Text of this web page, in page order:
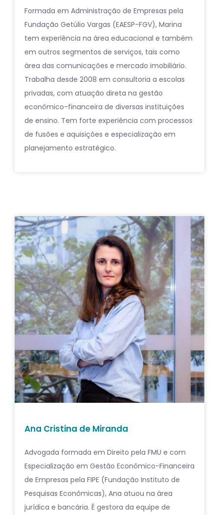
Formada em Administração de Empresas pela
Fundação Getúlio Vargas (EAESP-FGV), Marina
tem experiência na área educacional e também
em outros segmentos de serviços, tais como
área das comunicações e mercado imobiliário.
Trabalha desde 2008 em consultoria a escolas
privadas, com atuação direta na gestão
econômico-financeira de diversas instituições
de ensino. Tem forte experiência com processos
de fusões e aquisições e especialização em
planejamento estratégico.
Ana Cristina de Miranda
Advogada formada em Direito pela FMU e com
Especialização em Gestão Econômico-Financeira
de Empresas pela FIPE (Fundação Instituto de
Pesquisas Econômicas), Ana atuou na área
jurídica e bancária. É gestora da equipe de